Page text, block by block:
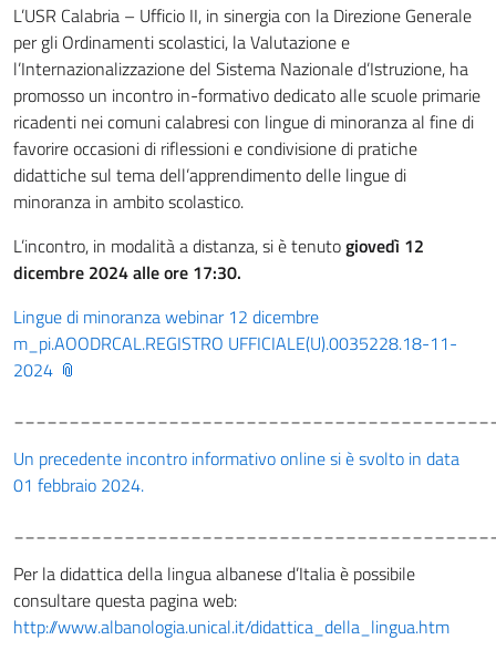
L’USR Calabria – Ufficio II, in sinergia con la Direzione Generale
per gli Ordinamenti scolastici, la Valutazione e
l’Internazionalizzazione del Sistema Nazionale d’Istruzione, ha
promosso un incontro in-formativo dedicato alle scuole primarie
ricadenti nei comuni calabresi con lingue di minoranza al fine di
favorire occasioni di riflessioni e condivisione di pratiche
didattiche sul tema dell’apprendimento delle lingue di
minoranza in ambito scolastico.
L’incontro, in modalità a distanza, si è tenutogiovedì 12
dicembre 2024 alle ore 17:30.
Lingue di minoranza webinar 12 dicembre
m_pi.AOODRCAL.REGISTRO UFFICIALE(U).0035228.18-11-
2024
Un precedente incontro informativo online si è svolto in data
01 febbraio 2024.
Per la didattica della lingua albanese d’Italia è possibile
consultare questa pagina web:
http://www.albanologia.unical.it/didattica_della_lingua.htm